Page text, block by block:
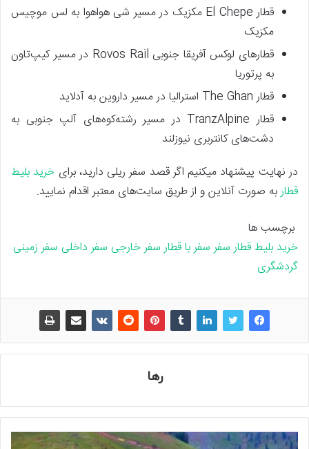
قطار El Chepe مکزیک در مسیر شی هواهوا به لس موچیس
مکزیک
قطارهای لوکس آفریقا جنوبی Rovos Rail در مسیر کیپ‌تاون
به پرتوریا
قطار The Ghan استرالیا در مسیر داروین به آدلاید
قطار TranzAlpine در مسیر رشته‌کوه‌های آلپ جنوبی به
دشت‌های کانتربری نیوزلند
در نهایت پیشنهاد می‎کنیم اگر قصد سفر ریلی دارید، برای
خرید بلیط
قطاربه صورت آنلاین و از طریق سایت‌‌های معتبر اقدام نمایید.
برچسب ها
خرید بلیط قطار سفر سفر با قطار سفر خارجی سفر داخلی سفر زمینی
گردشگری
رها